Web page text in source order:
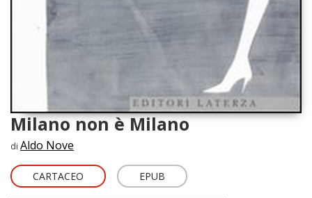
Milano non è Milano
di Aldo Nove
CARTACEO EPUB